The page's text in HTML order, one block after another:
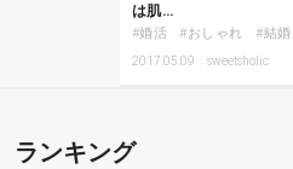
は肌…
婚活 おしゃれ 結婚
2017.05.09 sweetsholic
ランキング